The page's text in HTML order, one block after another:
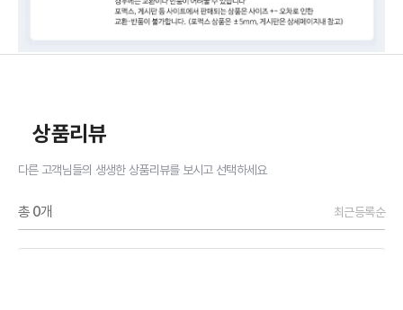
상품리뷰
다른 고객님들의 생생한 상품리뷰를 보시고 선택하세요
총 0개 최근등록순